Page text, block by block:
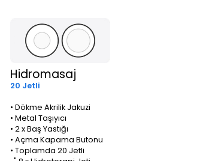
Hidromasaj
20 Jetli
• Dökme Akrilik Jakuzi
• Metal Taşıyıcı
• 2 x Baş Yastığı
• Açma Kapama Butonu
• Toplamda 20 Jetli